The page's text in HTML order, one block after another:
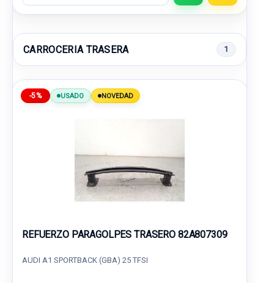
CARROCERIA TRASERA 1
-5% USADO NOVEDAD
REFUERZO PARAGOLPES TRASERO 82A807309
AUDI A1 SPORTBACK (GBA) 25 TFSI